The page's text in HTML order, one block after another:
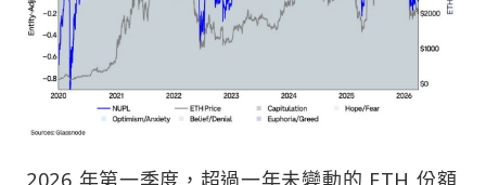
2026 年第一季度，超過一年未變動的 ETH 份額